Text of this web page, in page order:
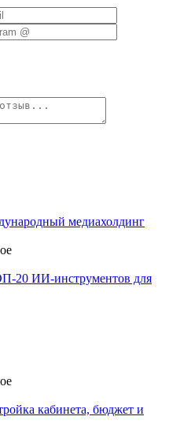
20 ИИ-инструментов для
кабинета, бюджет и